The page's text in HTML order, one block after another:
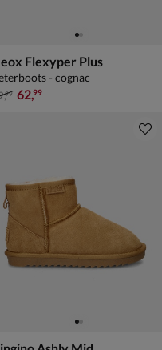
Flexyper Plus
- cognac
€ 89,99 voor € 62,99
,99 62,99